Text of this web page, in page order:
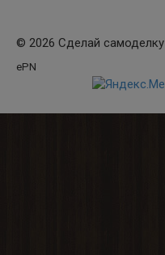
© 2026 Сделай самоделку
ePN